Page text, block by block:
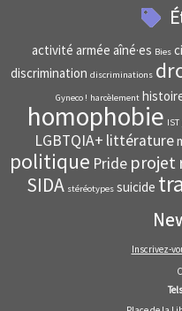
activité armée aîné·es Bies
discrimination discriminations
Gyneco ! harcèlement
homophobie IST
LGBTQIA+ littérature
politique Pride projet
SIDA stéréotypes suicide
Inscrivez-